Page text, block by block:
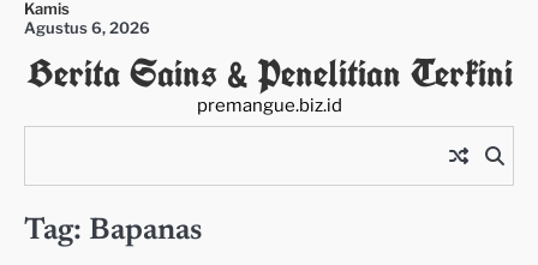
Skip
content
Kamis
Agustus 6, 2026
Berita Sains & Penelitian Terkini
premangue.biz.id
Tag: Bapanas